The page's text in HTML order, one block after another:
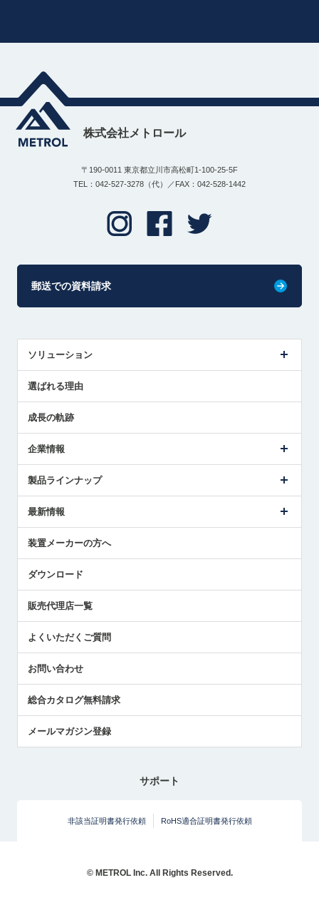
株式会社メトロール
〒190-0011 東京都立川市高松町1-100-25-5F
TEL：042-527-3278（代）／FAX：042-528-1442
郵送での資料請求
ソリューション
解決策提案
選ばれる理由
成長の軌跡
企業情報
ごあいさつ
受賞履歴
採用情報
国/地域/言語
製品ラインナップ
ツールセッタ製品
エアマイクロセンサ製品
最新情報
メトロールの技術
社員ブログ
中小企業のBCP地震対策
センサのテクニカルガイド
社長ブログ
装置メーカーの方へ
ダウンロード
販売代理店一覧
よくいただくご質問
お問い合わせ
総合カタログ無料請求
メールマガジン登録
サポート
非該当証明書発行依頼 RoHS適合証明書発行依頼
© METROL Inc. All Rights Reserved.